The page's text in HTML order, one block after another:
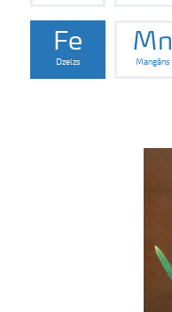
Fe
Dzelzs
Mn
Mangāns